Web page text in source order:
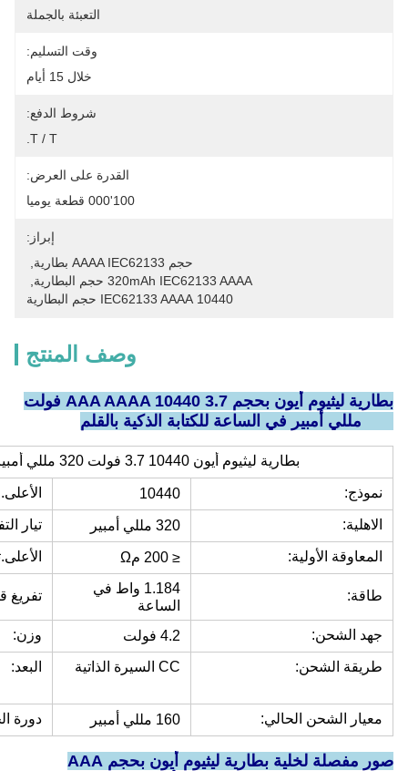
التعبئة بالجملة
وقت التسليم:
خلال 15 أيام
شروط الدفع:
T / T.
القدرة على العرض:
100'000 قطعة يوميا
إبراز:
حجم AAAA IEC62133 بطارية
320mAh IEC62133 AAAA حجم البطارية
10440 IEC62133 AAAA حجم البطارية
وصف المنتج
بطارية ليثيوم أيون بحجم AAA AAAA 10440 3.7 فولت
بطارية ليثيوم أيون 10440 3.7 فولت 320 مللي أمبير في الساعة للكتابة الذكية بالقلم
نموذج: 10440
الاهلية: 320 مللي أمبير تيار
المعاوقة الأولية: ≤ 200 مΩ
طاقة:
1.184 واط في
الساعة
تفريغ
جهد الشحن: 4.2 فولت وزن:
طريقة الشحن: CC السيرة الذاتية البعد:
معيار الشحن الحالي: 160 مللي أمبير دورة
صور مفصلة لخلية بطارية ليثيوم أيون بحجم AAA